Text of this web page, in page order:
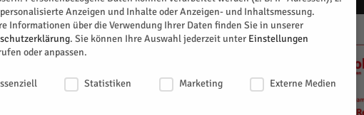
kennenlernen
kennenlernen
der weiß "Dabeisein ist alles", sind
Anzeigen und Inhalte oder Anzeigen- und Inhaltsmessung.
Informationen über die Verwendung Ihrer Daten finden Sie in unserer
. Sie können Ihre Auswahl jederzeit unter Einstellungen
oder anpassen.
Statistiken Marketing Externe Medien